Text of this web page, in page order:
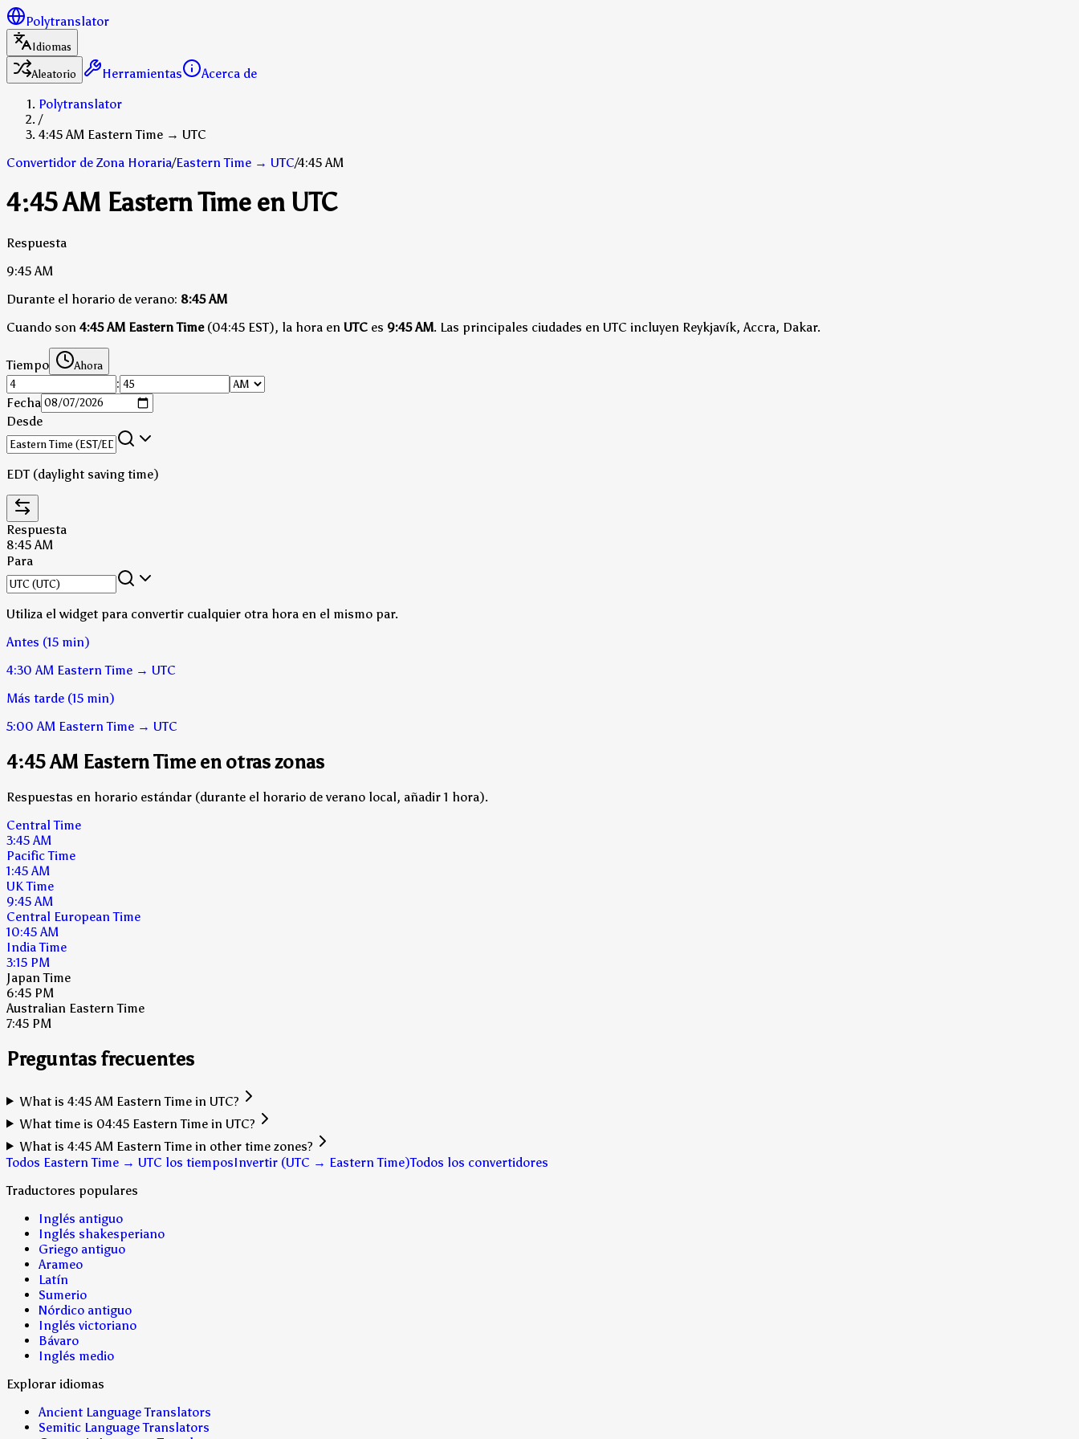
Polytranslator
Idiomas
Aleatorio
Herramientas
Acerca de
Polytranslator
/
4:45 AM Eastern Time → UTC
Convertidor de Zona Horaria/Eastern Time → UTC/4:45 AM
4:45 AM Eastern Time en UTC
Respuesta
9:45 AM
Durante el horario de verano: 8:45 AM
Cuando son 4:45 AM Eastern Time(04:45 EST), la hora en UTC es 9:45 AM. Las principales ciudades en UTC incluyen Reykjavík, Accra, Dakar.
Tiempo Ahora
:
Fecha
Desde
EDT (daylight saving time)
Respuesta
8:45 AM
Para
Utiliza el widget para convertir cualquier otra hora en el mismo par.
Antes (15 min)
4:30 AM Eastern Time → UTC
Más tarde (15 min)
5:00 AM Eastern Time → UTC
4:45 AM Eastern Time en otras zonas
Respuestas en horario estándar (durante el horario de verano local, añadir 1 hora).
Central Time
3:45 AM
Pacific Time
1:45 AM
UK Time
9:45 AM
Central European Time
10:45 AM
India Time
3:15 PM
Japan Time
6:45 PM
Australian Eastern Time
7:45 PM
Preguntas frecuentes
What is 4:45 AM Eastern Time in UTC?
What time is 04:45 Eastern Time in UTC?
What is 4:45 AM Eastern Time in other time zones?
Todos Eastern Time → UTC los tiemposInvertir (UTC → Eastern Time)Todos los convertidores
Traductores populares
Inglés antiguo
Inglés shakesperiano
Griego antiguo
Arameo
Latín
Sumerio
Nórdico antiguo
Inglés victoriano
Bávaro
Inglés medio
Explorar idiomas
Ancient Language Translators
Semitic Language Translators